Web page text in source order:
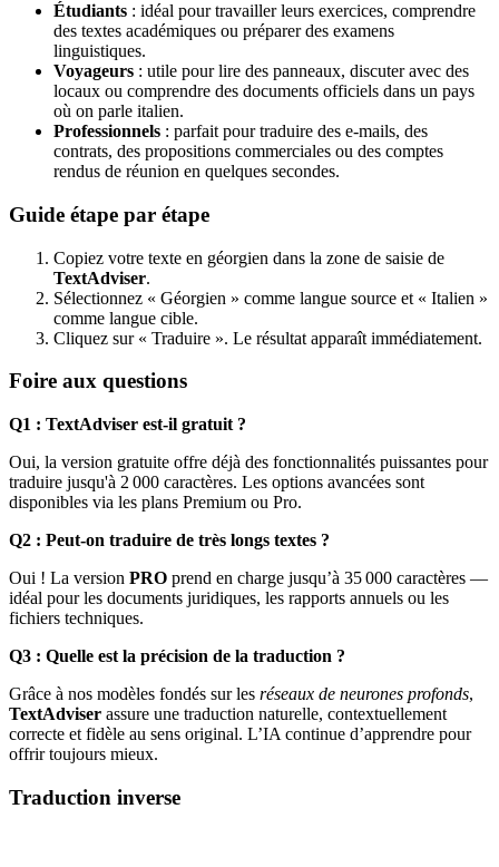
Étudiants : idéal pour travailler leurs exercices, comprendre
des textes académiques ou préparer des examens
linguistiques.
Voyageurs : utile pour lire des panneaux, discuter avec des
locaux ou comprendre des documents officiels dans un pays
où on parle italien.
Professionnels : parfait pour traduire des e-mails, des
contrats, des propositions commerciales ou des comptes
rendus de réunion en quelques secondes.
Guide étape par étape
Copiez votre texte en géorgien dans la zone de saisie de
TextAdviser.
Sélectionnez « Géorgien » comme langue source et « Italien »
comme langue cible.
Cliquez sur « Traduire ». Le résultat apparaît immédiatement.
Foire aux questions
Q1 : TextAdviser est-il gratuit ?
Oui, la version gratuite offre déjà des fonctionnalités puissantes pour
traduire jusqu'à 2 000 caractères. Les options avancées sont
disponibles via les plans Premium ou Pro.
Q2 : Peut-on traduire de très longs textes ?
Oui ! La version PRO prend en charge jusqu’à 35 000 caractères —
idéal pour les documents juridiques, les rapports annuels ou les
fichiers techniques.
Q3 : Quelle est la précision de la traduction ?
Grâce à nos modèles fondés sur les réseaux de neurones profonds,
TextAdviser assure une traduction naturelle, contextuellement
correcte et fidèle au sens original. L’IA continue d’apprendre pour
offrir toujours mieux.
Traduction inverse